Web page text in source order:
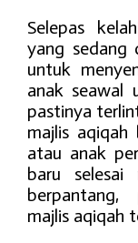
Selepas
yang sedang
untuk
anak seawal
pastinya
majlis aqiqah
atau anak
baru selesai
berpantang,
majlis aqiqah